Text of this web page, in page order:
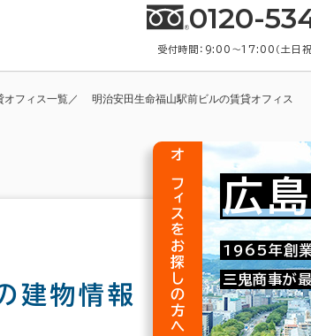
0120-
受付時間：9:00〜17:00（土日祝
オフィス一覧 明治安田生命福山駅前ビルの賃貸オフィス
建物情報 オフィスをお探しの方へ 広島
1965年創業
三鬼商事が